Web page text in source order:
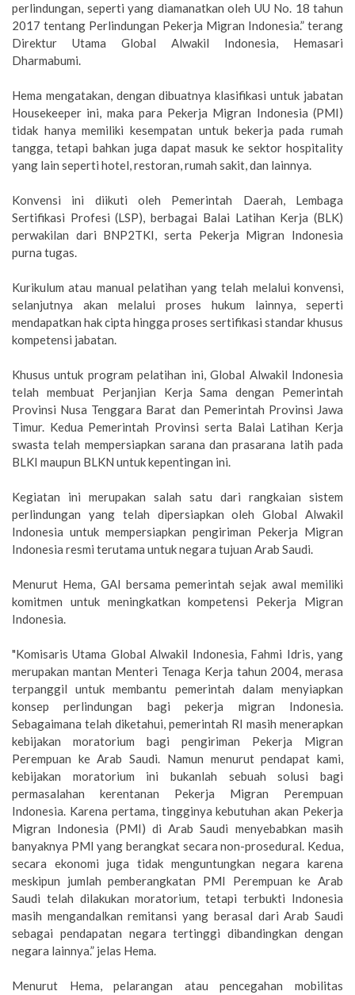
perlindungan, seperti yang diamanatkan oleh UU No. 18 tahun
2017 tentang Perlindungan Pekerja Migran Indonesia.” terang
Direktur Utama Global Alwakil Indonesia, Hemasari
Dharmabumi.
Hema mengatakan, dengan dibuatnya klasifikasi untuk jabatan
Housekeeper ini, maka para Pekerja Migran Indonesia (PMI)
tidak hanya memiliki kesempatan untuk bekerja pada rumah
tangga, tetapi bahkan juga dapat masuk ke sektor hospitality
yang lain seperti hotel, restoran, rumah sakit, dan lainnya.
Konvensi ini diikuti oleh Pemerintah Daerah, Lembaga
Sertifikasi Profesi (LSP), berbagai Balai Latihan Kerja (BLK)
perwakilan dari BNP2TKI, serta Pekerja Migran Indonesia
purna tugas.
Kurikulum atau manual pelatihan yang telah melalui konvensi,
selanjutnya akan melalui proses hukum lainnya, seperti
mendapatkan hak cipta hingga proses sertifikasi standar khusus
kompetensi jabatan.
Khusus untuk program pelatihan ini, Global Alwakil Indonesia
telah membuat Perjanjian Kerja Sama dengan Pemerintah
Provinsi Nusa Tenggara Barat dan Pemerintah Provinsi Jawa
Timur. Kedua Pemerintah Provinsi serta Balai Latihan Kerja
swasta telah mempersiapkan sarana dan prasarana latih pada
BLKI maupun BLKN untuk kepentingan ini.
Kegiatan ini merupakan salah satu dari rangkaian sistem
perlindungan yang telah dipersiapkan oleh Global Alwakil
Indonesia untuk mempersiapkan pengiriman Pekerja Migran
Indonesia resmi terutama untuk negara tujuan Arab Saudi.
Menurut Hema, GAI bersama pemerintah sejak awal memiliki
komitmen untuk meningkatkan kompetensi Pekerja Migran
Indonesia.
"Komisaris Utama Global Alwakil Indonesia, Fahmi Idris, yang
merupakan mantan Menteri Tenaga Kerja tahun 2004, merasa
terpanggil untuk membantu pemerintah dalam menyiapkan
konsep perlindungan bagi pekerja migran Indonesia.
Sebagaimana telah diketahui, pemerintah RI masih menerapkan
kebijakan moratorium bagi pengiriman Pekerja Migran
Perempuan ke Arab Saudi. Namun menurut pendapat kami,
kebijakan moratorium ini bukanlah sebuah solusi bagi
permasalahan kerentanan Pekerja Migran Perempuan
Indonesia. Karena pertama, tingginya kebutuhan akan Pekerja
Migran Indonesia (PMI) di Arab Saudi menyebabkan masih
banyaknya PMI yang berangkat secara non-prosedural. Kedua,
secara ekonomi juga tidak menguntungkan negara karena
meskipun jumlah pemberangkatan PMI Perempuan ke Arab
Saudi telah dilakukan moratorium, tetapi terbukti Indonesia
masih mengandalkan remitansi yang berasal dari Arab Saudi
sebagai pendapatan negara tertinggi dibandingkan dengan
negara lainnya.” jelas Hema.
Menurut Hema, pelarangan atau pencegahan mobilitas